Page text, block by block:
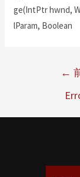
ge(IntPtr hwnd,
lParam, Boolean
←